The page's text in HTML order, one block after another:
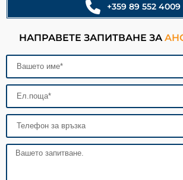
+359 89 552 4009
НАПРАВЕТЕ ЗАПИТВАНЕ ЗА